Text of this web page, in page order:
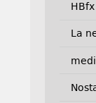
HBfx
La